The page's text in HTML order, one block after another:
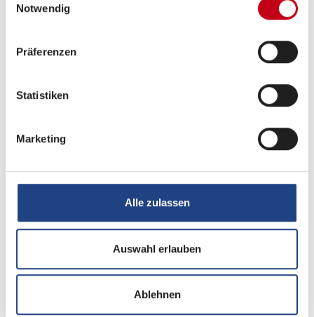
Notwendig
Präferenzen
Statistiken
Marketing
Alle zulassen
Auswahl erlauben
Ablehnen
Grundrissbeschreibung
Einzelbett ab 3 Schlafplätze
Betten Einzelbett